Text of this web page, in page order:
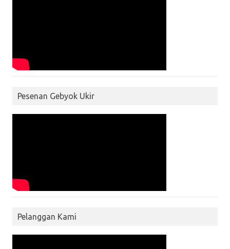
Pesenan Gebyok Ukir
Pelanggan Kami